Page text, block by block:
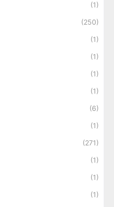
(1)
(250)
(1)
(1)
(1)
(1)
(6)
(1)
(271)
(1)
(1)
(1)